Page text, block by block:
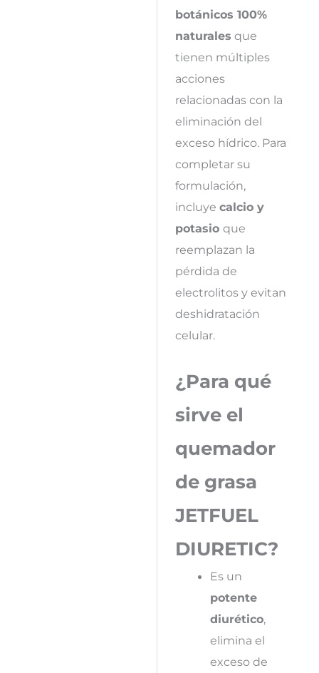
botánicos 100%
naturales que
tienen múltiples
acciones
relacionadas con la
eliminación del
exceso hídrico. Para
completar su
formulación,
incluye calcio y
potasio que
reemplazan la
pérdida de
electrolitos y evitan
deshidratación
celular.
¿Para qué
sirve el
quemador
de grasa
JETFUEL
DIURETIC?
Es un
potente
diurético,
elimina el
exceso de